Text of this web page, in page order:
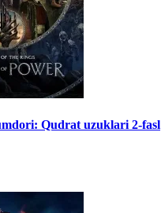
Qudrat uzuklari 2-fasl